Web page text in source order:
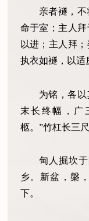
亲者襚，
命于室；主人
以进；主人拜
执衣如襚，以适
为铭，各
末长终幅，广
柩。”竹杠长三
甸人掘坎
乡。新盆，槃
下。